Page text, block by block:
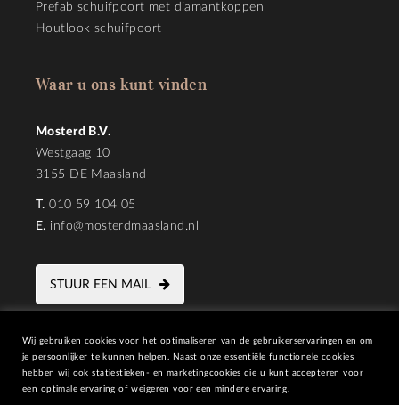
Prefab schuifpoort met diamantkoppen
Houtlook schuifpoort
Waar u ons kunt vinden
Mosterd B.V.
Westgaag 10
3155 DE Maasland
T. 010 59 104 05
E. info@mosterdmaasland.nl
STUUR EEN MAIL
Wij gebruiken cookies voor het optimaliseren van de gebruikerservaringen en om
je persoonlijker te kunnen helpen. Naast onze essentiële functionele cookies
hebben wij ook statiestieken- en marketingcookies die u kunt accepteren voor
een optimale ervaring of weigeren voor een mindere ervaring.